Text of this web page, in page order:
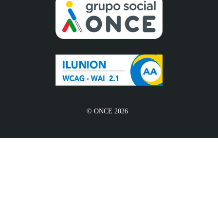
© ONCE 2026